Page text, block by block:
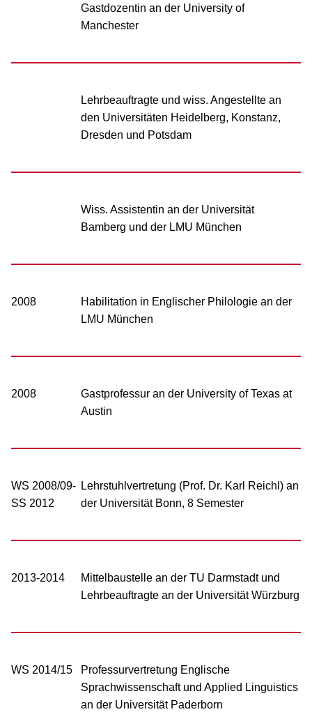
Gastdozentin an der University of
Manchester
Lehrbeauftragte und wiss. Angestellte an
den Universitäten Heidelberg, Konstanz,
Dresden und Potsdam
Wiss. Assistentin an der Universität
Bamberg und der LMU München
2008
Habilitation in Englischer Philologie an der
LMU München
2008
Gastprofessur an der University of Texas at
Austin
WS 2008/09-
SS 2012
Lehrstuhlvertretung (Prof. Dr. Karl Reichl) an
der Universität Bonn, 8 Semester
2013-2014
Mittelbaustelle an der TU Darmstadt und
Lehrbeauftragte an der Universität Würzburg
WS 2014/15
Professurvertretung Englische
Sprachwissenschaft und Applied Linguistics
an der Universität Paderborn